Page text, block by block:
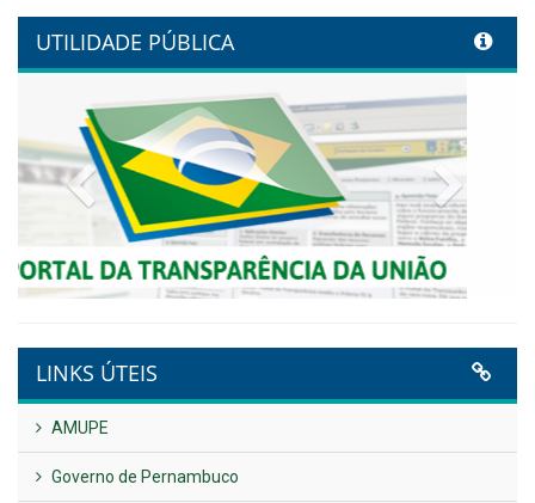
alinhamento estratégico do
Conecta+ Tamandaré.
NOTA DE PESAR E LUTO OFICIAL
Publicado em: 9 de junho de 2026
Plano Diretor – 2026
Publicado em: 14 de maio de 2026
VER TODAS NOTÍCIAS
UTILIDADE PÚBLICA